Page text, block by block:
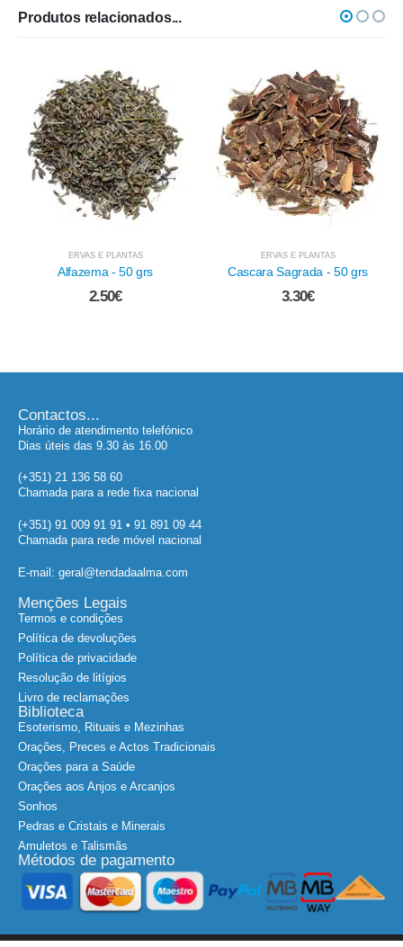
Produtos relacionados...
ERVAS E PLANTAS
Alfazema - 50 grs
2.50€
ERVAS E PLANTAS
Cascara Sagrada - 50 grs
3.30€
Contactos...
Horário de atendimento telefónico
Dias úteis das 9.30 às 16.00
(+351) 21 136 58 60
Chamada para a rede fixa nacional
(+351) 91 009 91 91 • 91 891 09 44
Chamada para rede móvel nacional
E-mail: geral@tendadaalma.com
Menções Legais
Termos e condições
Política de devoluções
Política de privacidade
Resolução de litígios
Livro de reclamações
Biblioteca
Esoterismo, Rituais e Mezinhas
Orações, Preces e Actos Tradicionais
Orações para a Saúde
Orações aos Anjos e Arcanjos
Sonhos
Pedras e Cristais e Minerais
Amuletos e Talismãs
Métodos de pagamento